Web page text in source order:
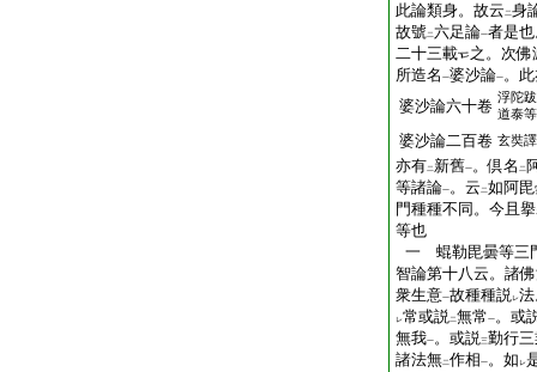
此論類身。故云 二身
故號二六足論一者是
二十三載
之。次
所造名 一婆沙論一。
婆沙論六十卷 浮陀
道泰
婆沙論二百卷 玄奘譯
亦有二 新舊一。倶名 二
等諸論一。云 二如阿
門種種不同。今且擧
等也
一 蜫勒毘曇等三
智論第十八云。諸
衆生意一故種種説レ
レ常或説二無常一。或
無我一。或説三勤行
諸法無二作相一。如 レ